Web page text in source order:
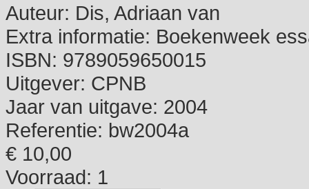
Auteur: Dis, Adriaan van
Extra informatie: Boekenweek
ISBN: 9789059650015
Uitgever: CPNB
Jaar van uitgave: 2004
Referentie: bw2004a
€ 10,00
Voorraad: 1